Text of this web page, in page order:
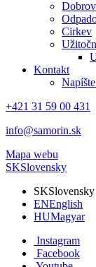
Cirkev
Kontakt
+421 31 59 00 431
info@samorin.sk
Mapa webu
SKSlovensky
SKSlovensky
ENEnglish
HUMagyar
Instagram
Facebook